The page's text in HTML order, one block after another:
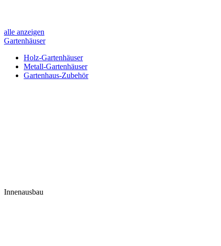
alle anzeigen
Gartenhäuser
Holz-Gartenhäuser
Metall-Gartenhäuser
Gartenhaus-Zubehör
Innenausbau